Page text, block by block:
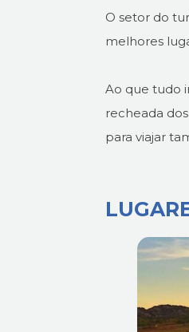
O setor do
melhores
Ao que tudo
recheada
para viajar